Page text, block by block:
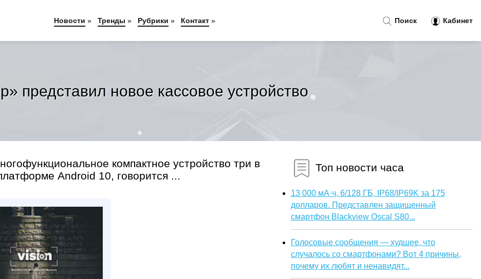
представил новое кассовое устройство
компактное устройство три в
Android 10, говорится ...
Топ новости часа
13 000 мА·ч, 6/128 ГБ, IP68/IP69K за 175
долларов. Представлен защищенный
смартфон Blackview Oscal S80...
Голосовые сообщения — худшее, что
случалось со смартфонами? Вот 4 причины,
почему их любят и ненавидят...
Поиск Кабинет
Новости » Тренды » Рубрики » Контакт »